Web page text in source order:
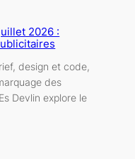
2026 :
design et code,
des
Devlin explore le